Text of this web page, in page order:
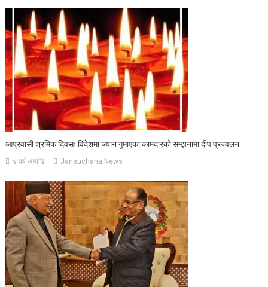
आप्रवासी श्रमिक दिवसः विदेशमा ज्यान गुमाएका कामदारको सम्झनामा दीप प्रज्वलन
४ वर्ष अगाडि Jansuchana News